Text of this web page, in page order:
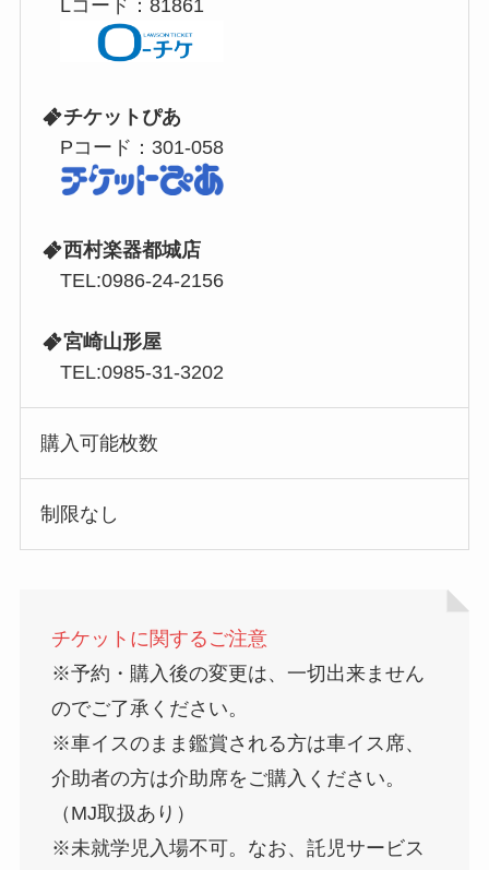
Lコード：81861
チケットぴあ
Pコード：301-058
西村楽器都城店
TEL:0986-24-2156
宮崎山形屋
TEL:0985-31-3202
購入可能枚数
制限なし
チケットに関するご注意
※予約・購入後の変更は、一切出来ません
のでご了承ください。
※車イスのまま鑑賞される方は車イス席、
介助者の方は介助席をご購入ください。
（MJ取扱あり）
※未就学児入場不可。なお、託児サービス